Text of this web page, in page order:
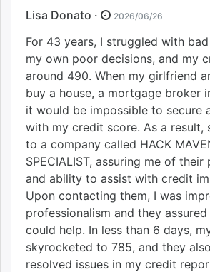
Lisa Donato · 2026/06/26
For 43 years, I struggled with
my own poor decisions, and my
around 490. When my girlfriend
buy a house, a mortgage broker
it would be impossible to secure
with my credit score. As a result,
to a company called HACK
SPECIALIST, assuring me of
and ability to assist with credit
Upon contacting them, I was
professionalism and they
could help. In less than 6 days,
skyrocketed to 785, and they
resolved issues in my credit